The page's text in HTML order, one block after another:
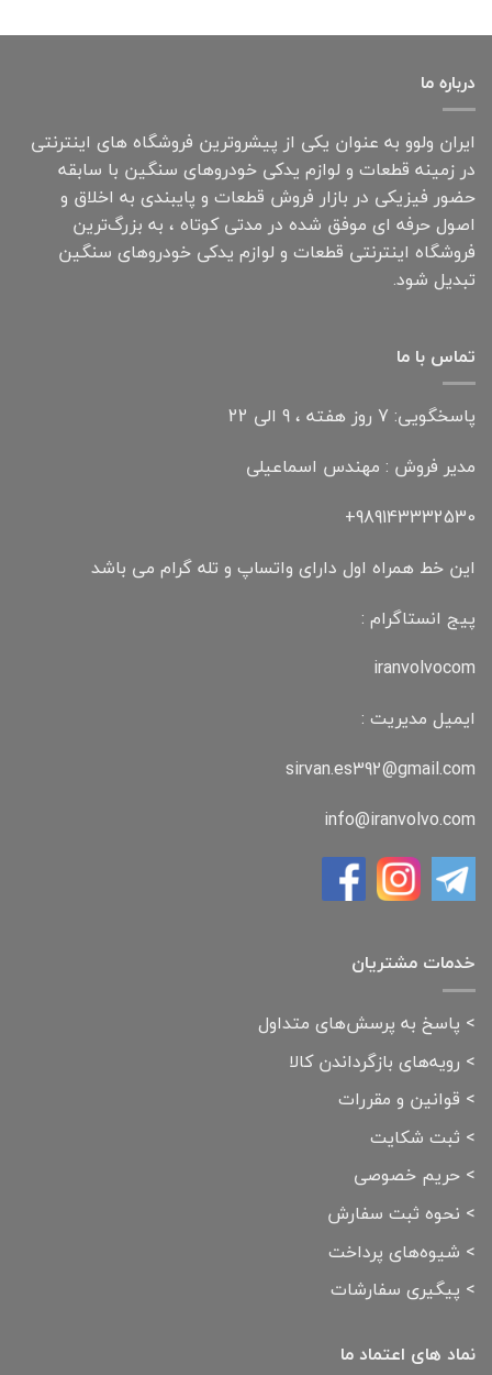
درباره ما
ایران ولوو به عنوان یکی از پیشروترین فروشگاه های اینترنتی
در زمینه قطعات و لوازم یدکی خودروهای سنگین با سابقه
حضور فیزیکی در بازار فروش قطعات و پایبندی به اخلاق و
اصول حرفه ای موفق شده در مدتی کوتاه ، به بزرگ‌ترین
فروشگاه اینترنتی قطعات و لوازم یدکی خودروهای سنگین
تبدیل شود.
تماس با ما
پاسخگویی: 7 روز هفته ، 9 الی 22
مدیر فروش : مهندس اسماعیلی
989143332530+
این خط همراه اول دارای واتساپ و تله گرام می باشد
پیج انستاگرام :
iranvolvocom
ایمیل مدیریت :
sirvan.es392@gmail.com
info@iranvolvo.com
خدمات مشتریان
> پاسخ به پرسش‌های متداول
> رویه‌های بازگرداندن کالا
> قوانین و مقررات
> ثبت شکایت
> حریم خصوصی
> نحوه ثبت سفارش
> شیوه‌های پرداخت
> پیگیری سفارشات
نماد های اعتماد ما